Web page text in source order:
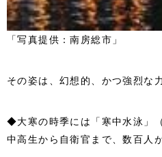
「写真提供：南房総市」
その姿は、幻想的、かつ強烈な
◆大寒の時季には「寒中水泳」（
中高生から自衛官まで、数百人